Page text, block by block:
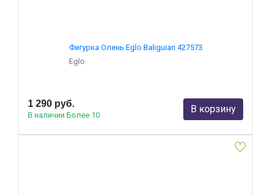
Фигурка Олень Eglo Baliguian 427573
Eglo
1 290 руб.
В наличии Более 10
В корзину